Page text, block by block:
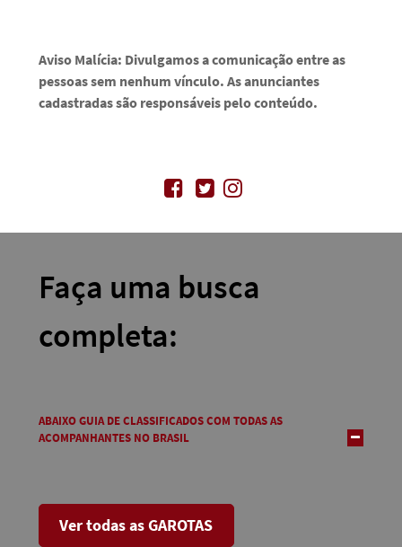
Aviso Malícia: Divulgamos a comunicação entre as
pessoas sem nenhum vínculo. As anunciantes
cadastradas são responsáveis pelo conteúdo.
Faça uma busca
completa:
ABAIXO GUIA DE CLASSIFICADOS COM TODAS AS
ACOMPANHANTES NO BRASIL
Ver todas as GAROTAS